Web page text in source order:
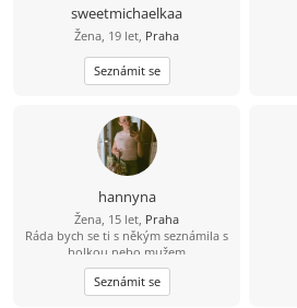
sweetmichaelkaa
Žena, 19 let, Praha
Seznámit se
hannyna
Žena, 15 let, Praha
Ráda bych se ti s někým seznámila s
holkou nebo mužem
Seznámit se